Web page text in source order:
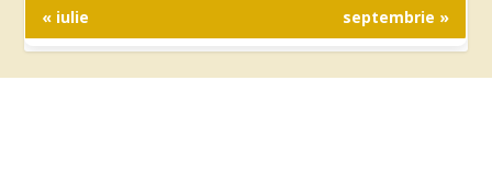
« iulie septembrie »